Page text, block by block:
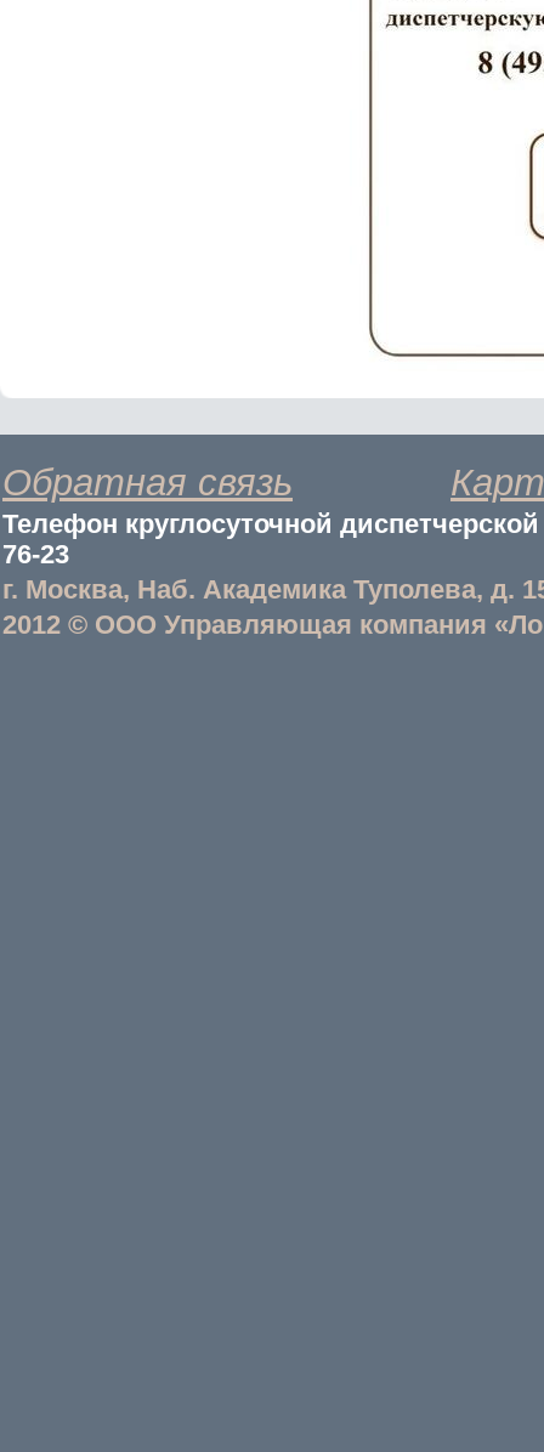
Обратная связь
Телефон круглосуточной
76-23
г. Москва, Наб. Академика Туполева, д.
2012 © ООО Управляющая компания